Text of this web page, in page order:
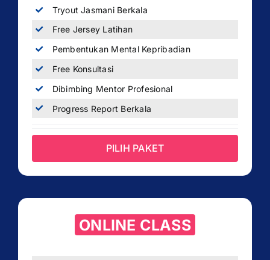
Tryout Jasmani Berkala
Free Jersey Latihan
Pembentukan Mental Kepribadian
Free Konsultasi
Dibimbing Mentor Profesional
Progress Report Berkala
PILIH PAKET
ONLINE CLASS